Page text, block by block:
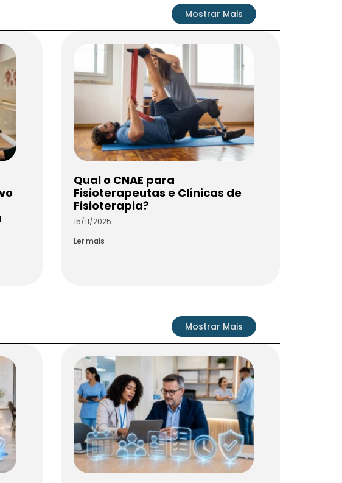
Mostrar Mais
Qual o CNAE para
Fisioterapeutas e Clínicas de
Fisioterapia?
15/11/2025
Ler mais
Mostrar Mais